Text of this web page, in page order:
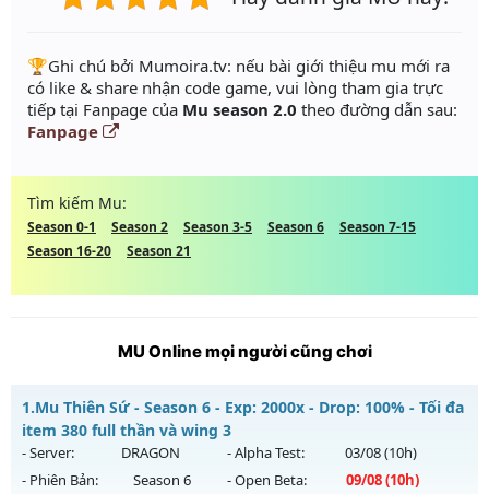
️🏆Ghi chú bởi Mumoira.tv: nếu bài giới thiệu mu mới ra
có like & share nhận code game, vui lòng tham gia trực
tiếp tại Fanpage của Mu season 2.0 theo đường dẫn sau:
Fanpage
Tìm kiếm Mu:
Season 0-1 Season 2 Season 3-5 Season 6
Season 7-15
Season 16-20
Season 21
MU Online mọi người cũng chơi
1.Mu Thiên Sứ - Season 6 - Exp: 2000x - Drop: 100% - Tối đa
item 380 full thần và wing 3
- Server: DRAGON - Alpha Test: 03/08(10h)
- Phiên Bản:
Season 6 - Open Beta: 09/08(10h)